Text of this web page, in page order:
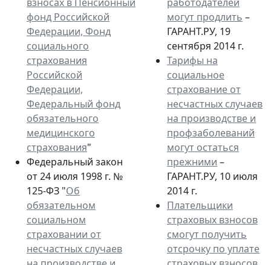
фонд Российской
Федерации, Фонд
социального
страхования
Российской
Федерации,
Федеральный фонд
обязательного
медицинского
страхования"
Федеральный закон
от 24 июля 1998 г. №
125-ФЗ "Об
обязательном
социальном
страховании от
несчастных случаев
могут продлить –
ГАРАНТ.РУ, 19
сентября 2014 г.
Тарифы на
социальное
страхование от
несчастных случаев
на производстве и
профзаболеваний
могут остаться
прежними –
ГАРАНТ.РУ, 10 июля
2014 г.
Плательщики
страховых взносов
смогут получить
отсрочку по уплате